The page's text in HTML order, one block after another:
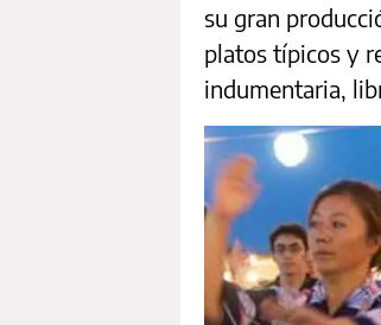
su gran
platos típicos y
indumentaria,